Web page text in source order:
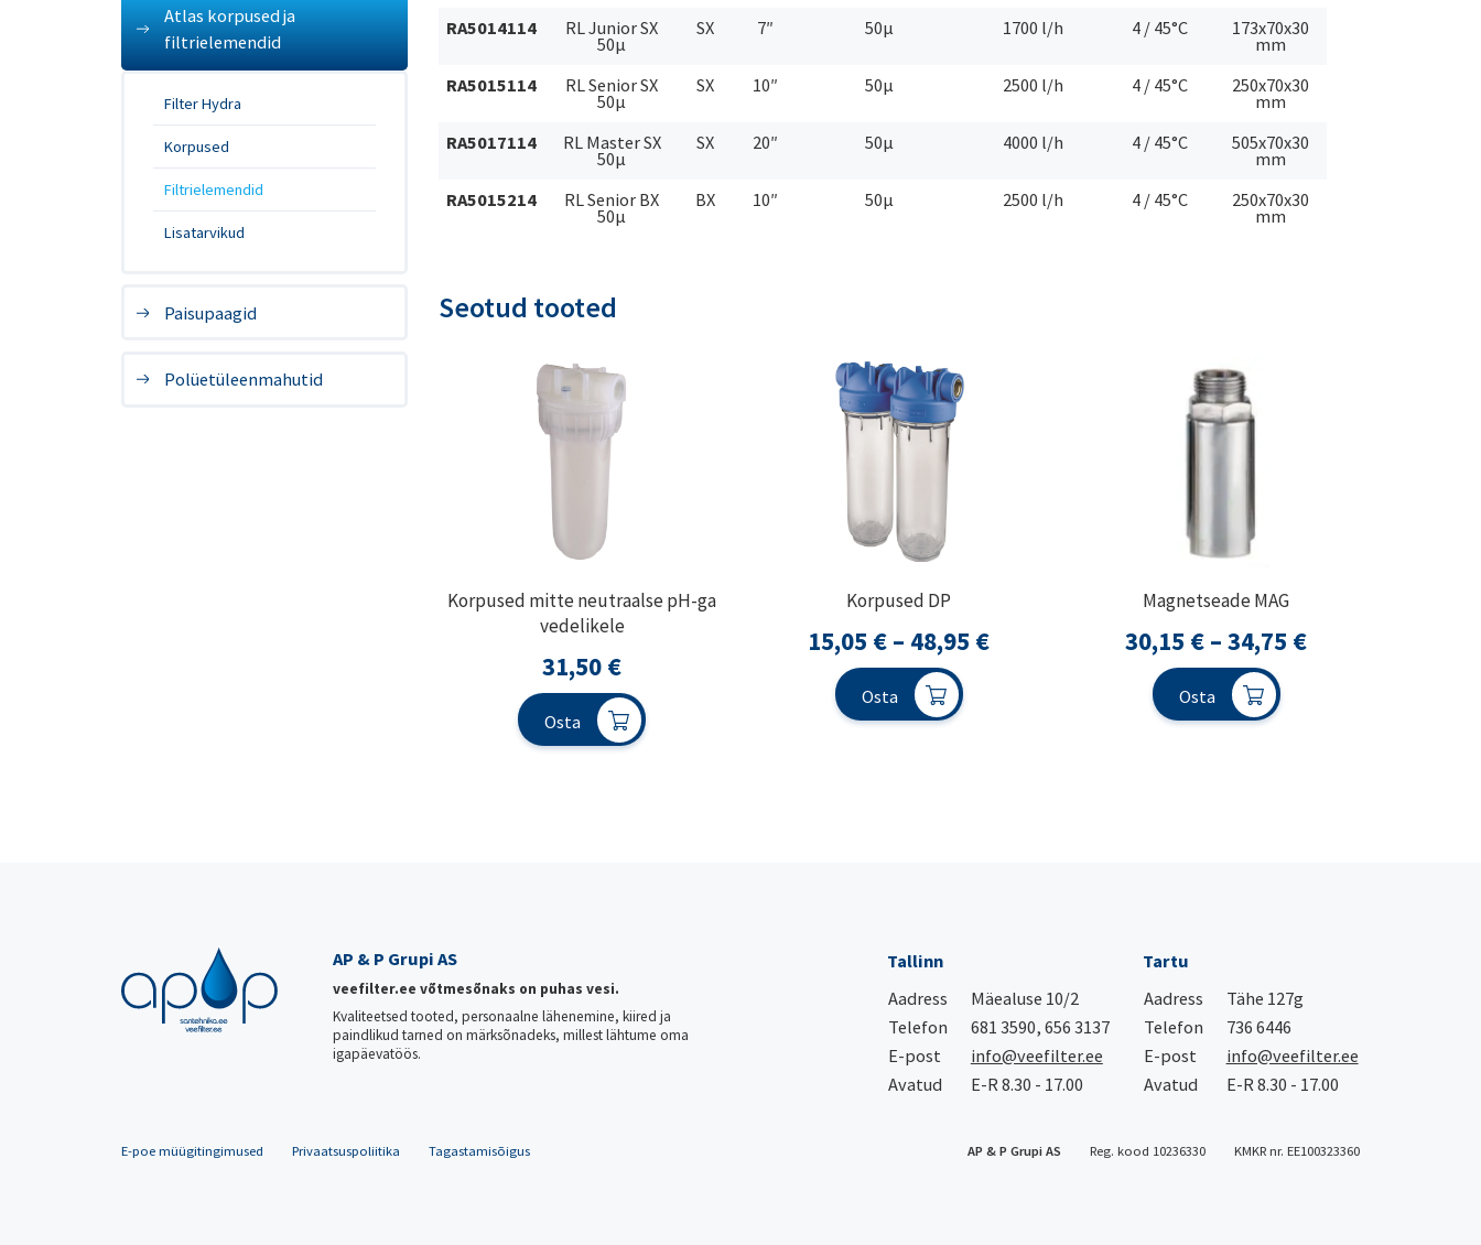
Atlas korpused ja
filtrielemendid
Filter Hydra
Korpused
Filtrielemendid
Lisatarvikud
Paisupaagid
Polüetüleenmahutid
RA5014114
RL Junior SX
50µ
SX 7″ 50µ 1700 l/h 4 / 45°C 173x70x30
mm
RA5015114
RL Senior SX
50µ
SX 10″ 50µ 2500 l/h 4 / 45°C 250x70x30
mm
RA5017114
RL Master SX
50µ
SX 20″ 50µ 4000 l/h 4 / 45°C 505x70x30
mm
RA5015214
RL Senior BX
50µ
BX 10″ 50µ 2500 l/h 4 / 45°C 250x70x30
mm
Seotud tooted
Korpused mitte neutraalse pH-ga
vedelikele
31,50 €
Osta
Korpused DP
15,05 € – 48,95 €Hinnavahemik:
Osta
Magnetseade MAG
30,15 € – 34,75 €Hinnavahemik:
Osta
AP & P Grupi AS
veefilter.ee võtmesõnaks on puhas vesi.
Kvaliteetsed tooted, personaalne lähenemine, kiired ja
paindlikud tarned on märksõnadeks, millest lähtume oma
igapäevatöös.
Tallinn
Aadress
Mäealuse 10/2
Telefon
681 3590, 656 3137
E-post
info@veefilter.ee
Avatud
E-R 8.30 - 17.00
Tartu
Aadress
Tähe 127g
Telefon
736 6446
E-post
info@veefilter.ee
Avatud
E-R 8.30 - 17.00
E-poe müügitingimused Privaatsuspoliitika Tagastamisõigus AP & P Grupi AS Reg. kood 10236330 KMKR nr. EE100323360